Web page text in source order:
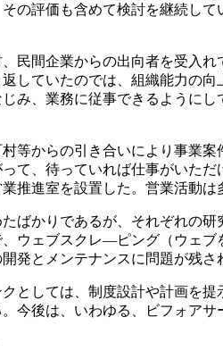
の評価も含めて検討を継続して
民間企業からの出向者を受入れ
していたのでは、組織能力の
み、業務に従事できるようにし
等からの引き合いにより事業案
て、待っていれば仕事がいた
推進室を設置した。営業活動
たばかりであるが、それぞれの
ウェブスクレ―ピング（ウェ
発とメンテナンスに問題が残さ
クとしては、制度設計や計画を
今後は、いわゆる、ビフォア